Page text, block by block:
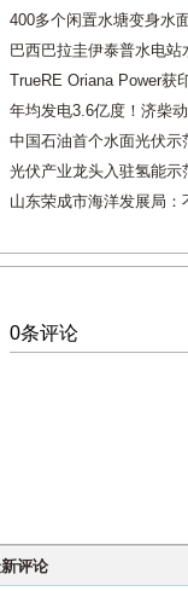
400多个闲置水塘变身水
巴西巴拉圭伊泰普水电站
TrueRE Oriana Power获
年均发电3.6亿度！济柴
中国石油首个水面光伏
光伏产业龙头入驻氢能
山东荣成市海洋发展局
0条评论
评论